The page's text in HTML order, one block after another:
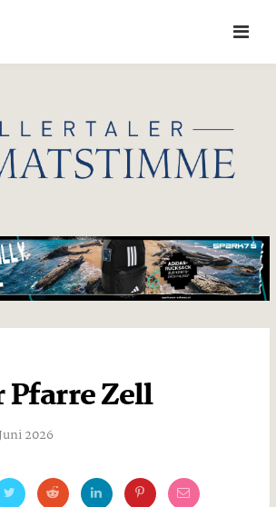
Pfarre Zell
2026